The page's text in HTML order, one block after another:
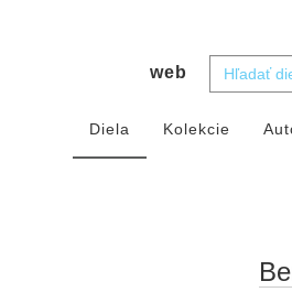
web
Diela Kolekcie